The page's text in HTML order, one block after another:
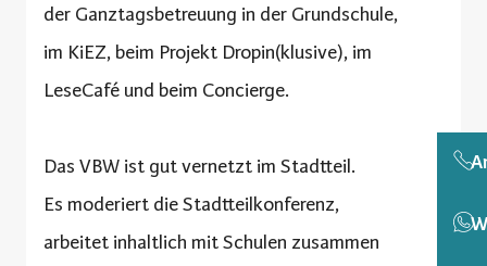
der Ganztagsbetreuung in der Grundschule,
im KiEZ, beim Projekt Dropin(klusive), im
LeseCafé und beim Concierge.
Das VBW ist gut vernetzt im Stadtteil.
Es moderiert die Stadtteilkonferenz,
arbeitet inhaltlich mit Schulen zusammen